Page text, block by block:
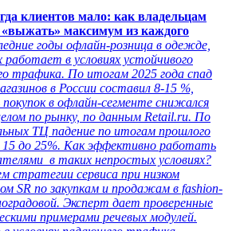
клиентов мало: как владельцам
«выжать» максимум из каждого
годы офлайн-розница в одежде,
работает в условиях устойчивого
трафика. По итогам 2025 года спад
в России составил 8-15 %,
в офлайн-сегменте снижался
по рынку, по данным Retail.ru. По
ТЦ падение по итогам прошлого
15 до 25%. Как эффективно работать
в таких непростых условиях?
стратегии сервиса при низком
SR по закупкам и продажам в fashion-
Эксперт дает проверенные
примерами речевых модулей.